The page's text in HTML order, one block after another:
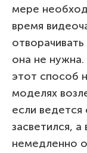
мере
время
она не
этот способ
моделях
если ведется
засветился,
немедленно